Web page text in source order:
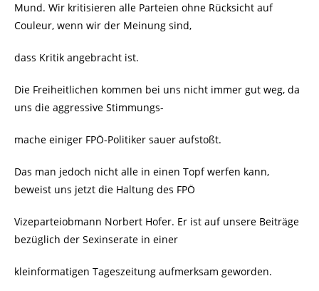
Mund. Wir kritisieren alle Parteien ohne Rücksicht auf
Couleur, wenn wir der Meinung sind,
dass Kritik angebracht ist.
Die Freiheitlichen kommen bei uns nicht immer gut weg, da
uns die aggressive Stimmungs-
mache einiger FPÖ-Politiker sauer aufstoßt.
Das man jedoch nicht alle in einen Topf werfen kann,
beweist uns jetzt die Haltung des FPÖ
Vizeparteiobmann Norbert Hofer. Er ist auf unsere Beiträge
bezüglich der Sexinserate in einer
kleinformatigen Tageszeitung aufmerksam geworden.